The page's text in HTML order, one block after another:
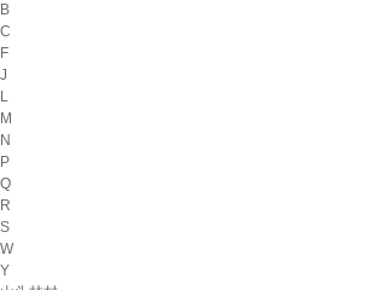
B
C
F
J
L
M
N
P
Q
R
S
W
Y